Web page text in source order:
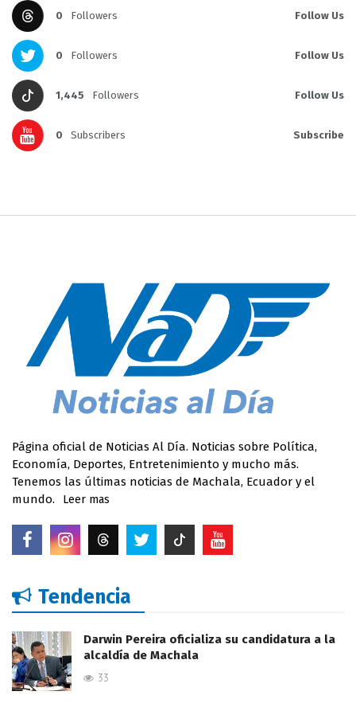
0 Followers Follow Us
0 Followers Follow Us
1,445 Followers Follow Us
0 Subscribers Subscribe
Página oficial de Noticias Al Día. Noticias sobre Política,
Economía, Deportes, Entretenimiento y mucho más.
Tenemos las últimas noticias de Machala, Ecuador y el
mundo.
Leer mas
Tendencia
Darwin Pereira oficializa su candidatura a la
alcaldía de Machala
33